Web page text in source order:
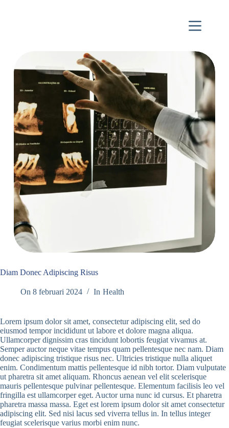
Diam Donec Adipiscing Risus
On 8 februari 2024 In Health
Lorem ipsum dolor sit amet, consectetur adipiscing elit, sed do
eiusmod tempor incididunt ut labore et dolore magna aliqua.
Ullamcorper dignissim cras tincidunt lobortis feugiat vivamus at.
Semper auctor neque vitae tempus quam pellentesque nec nam. Diam
donec adipiscing tristique risus nec. Ultricies tristique nulla aliquet
enim. Condimentum mattis pellentesque id nibh tortor. Diam vulputate
ut pharetra sit amet aliquam. Rhoncus aenean vel elit scelerisque
mauris pellentesque pulvinar pellentesque. Elementum facilisis leo vel
fringilla est ullamcorper eget. Auctor urna nunc id cursus. Et pharetra
pharetra massa massa. Eget est lorem ipsum dolor sit amet consectetur
adipiscing elit. Sed nisi lacus sed viverra tellus in. In tellus integer
feugiat scelerisque varius morbi enim nunc.